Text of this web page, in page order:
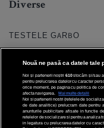
Diverse
TESTELE GARBO
HOROSCOP
HOROSCOPUL IUBIRII
FORUMURI
Nouă ne pasă ca datele
Noi și partenerii noștri 610stocăm și/sau
pentru prelucrarea datelor cu caracter
orice moment, pe pagina cu politica de
afecta navigarea.
Mai multe detalii
Noi si partenerii nostri (retelele de
de date analitice) prelucram date pentru
anunturile publicitare afisate in functie
retelelor de socializare si pentru a analiza
in legatura cu prelucrarea datelor cu